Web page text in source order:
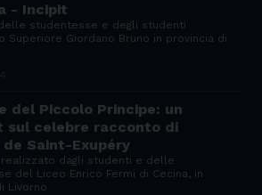
- Incipit
studentesse e degli studenti
Superiore Giordano Bruno in provincia di
del Piccolo Principe: un
sul celebre racconto di
Saint-Exupéry
dagli studenti e delle
del Liceo Enrico Fermi di Cecina, in
Livorno